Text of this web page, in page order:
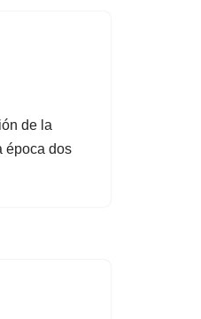
de la
época dos